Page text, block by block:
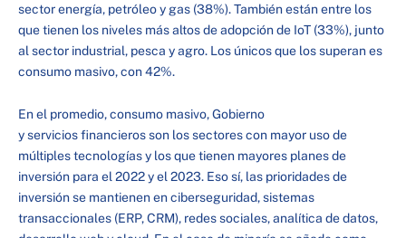
sector energía, petróleo y gas (38%). También están entre los
que tienen los niveles más altos de adopción de IoT (33%), junto
al sector industrial, pesca y agro. Los únicos que los superan es
consumo masivo, con 42%.
En el promedio, consumo masivo, Gobierno
y servicios financieros son los sectores con mayor uso de
múltiples tecnologías y los que tienen mayores planes de
inversión para el 2022 y el 2023. Eso sí, las prioridades de
inversión se mantienen en ciberseguridad, sistemas
transaccionales (ERP, CRM), redes sociales, analítica de datos,